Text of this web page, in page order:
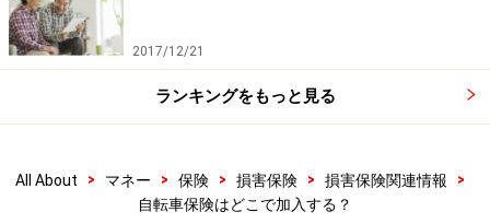
なお、高齢の方は傷害保険の引き受けや契約内容に制限
を設ける損保が一般的になってきたため、該当する方は
今後の動向に注意してください。
2017/12/21
ランキングをもっと見る
All About > マネー > 保険 > 損害保険 > 損害保険関連情報
>
自転車保険はどこで加入する？